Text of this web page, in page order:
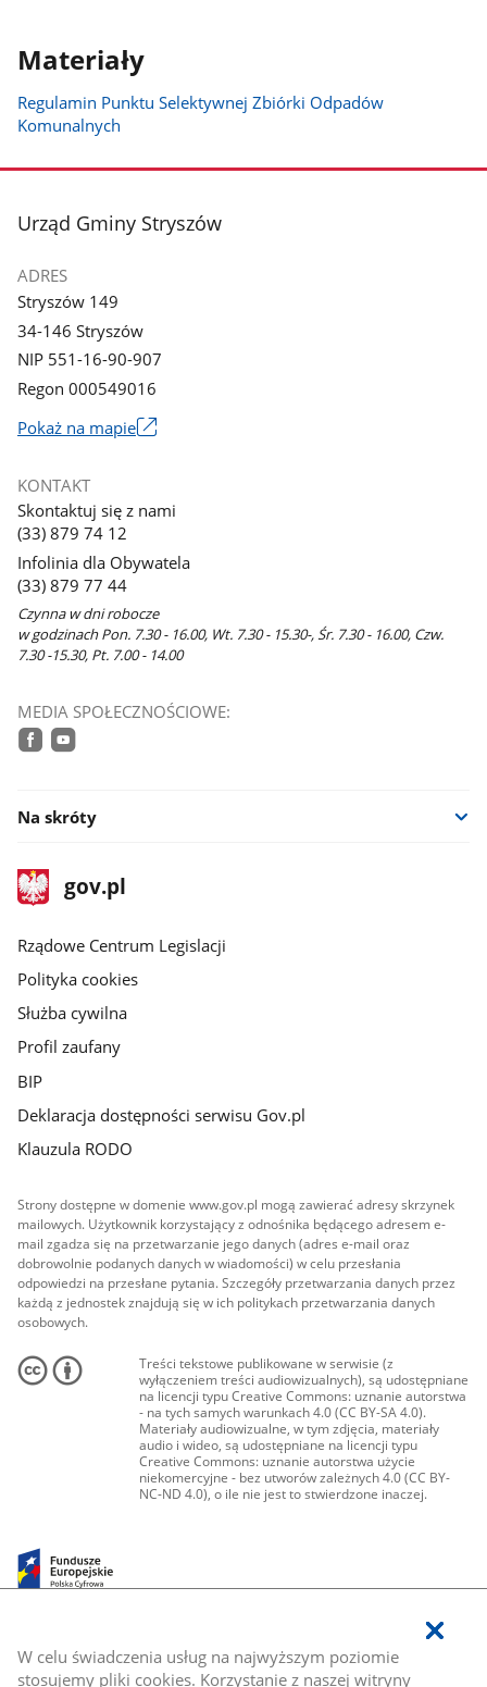
W celu świadczenia usług na najwyższym poziomie
stosujemy pliki cookies. Korzystanie z naszej witryny
Materiały
Regulamin Punktu Selektywnej Zbiórki Odpadów
Komunalnych
stopka
Urząd Gminy Stryszów
ADRES
Stryszów 149
34-146 Stryszów
NIP 551-16-90-907
Regon 000549016
Pokaż na mapieLink
nowym
KONTAKT
Skontaktuj się z nami
(33) 879 74 12
Infolinia dla Obywatela
(33) 879 77 44
Czynna w dni robocze
w godzinach Pon. 7.30 - 16.00, Wt. 7.30 - 15.30-, Śr. 7.30 - 16.00, Czw.
7.30 -15.30, Pt. 7.00 - 14.00
MEDIA SPOŁECZNOŚCIOWE:
Na skróty
stopka
gov.plStrona
gov.pl
Rządowe Centrum Legislacji
Polityka cookies
Służba cywilna
Profil zaufany
BIP
Deklaracja dostępności serwisu Gov.pl
Klauzula RODO
Strony dostępne w domenie www.gov.pl mogą zawierać adresy skrzynek
mailowych. Użytkownik korzystający z odnośnika będącego adresem e-
mail zgadza się na przetwarzanie jego danych (adres e-mail oraz
dobrowolnie podanych danych w wiadomości) w celu przesłania
odpowiedzi na przesłane pytania. Szczegóły przetwarzania danych przez
każdą z jednostek znajdują się w ich politykach przetwarzania danych
osobowych.
Treści tekstowe publikowane w serwisie (z
wyłączeniem treści audiowizualnych), są udostępniane
na licencji typu Creative Commons: uznanie autorstwa
- na tych samych warunkach 4.0 (CC BY-SA 4.0).
Materiały audiowizualne, w tym zdjęcia, materiały
audio i wideo, są udostępniane na licencji typu
Creative Commons: uznanie autorstwa użycie
niekomercyjne - bez utworów zależnych 4.0 (CC BY-
NC-ND 4.0), o ile nie jest to stwierdzone inaczej.